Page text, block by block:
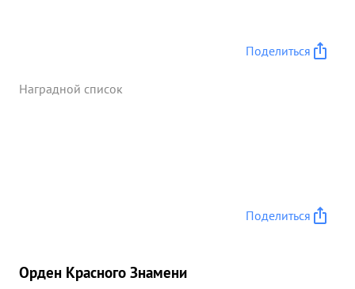
Поделиться
Наградной список
Поделиться
Орден Красного Знамени